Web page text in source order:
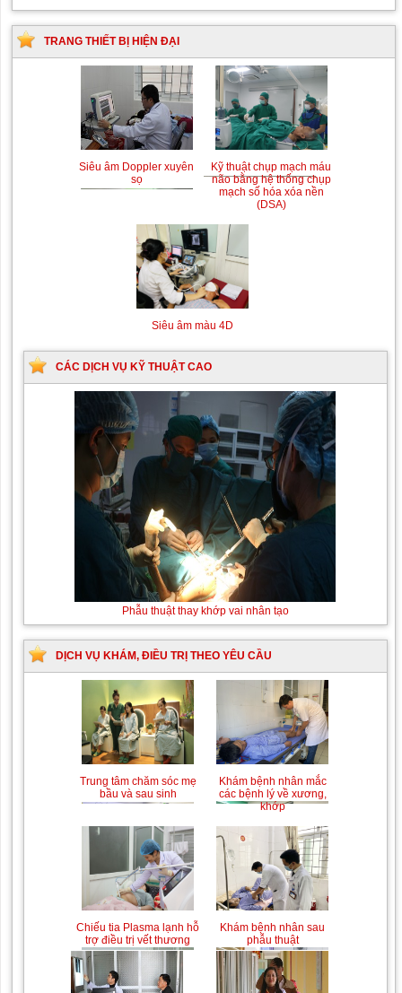
TRANG THIẾT BỊ HIỆN ĐẠI
Siêu âm Doppler xuyên
sọ
Kỹ thuật chụp mạch máu
não bằng hệ thống chụp
mạch số hóa xóa nền
(DSA)
Siêu âm màu 4D
CÁC DỊCH VỤ KỸ THUẬT CAO
Phẫu thuật thay khớp vai nhân
tạo
Thay máu sơ sinh do
bất đồng nhóm máu
DỊCH VỤ KHÁM, ĐIỀU TRỊ THEO YÊU CẦU
Trung tâm chăm sóc mẹ
bầu và sau sinh
Khám bệnh nhân mắc
các bệnh lý về xương,
khớp
Chiếu tia Plasma lạnh hỗ
trợ điều trị vết thương
Khám bệnh nhân sau
phẫu thuật